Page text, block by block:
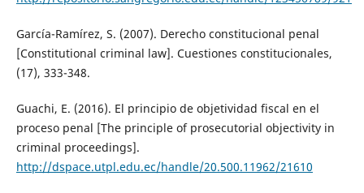
García-Ramírez, S. (2007). Derecho constitucional penal
[Constitutional criminal law]. Cuestiones constitucionales,
(17), 333-348.
Guachi, E. (2016). El principio de objetividad fiscal en el
proceso penal [The principle of prosecutorial objectivity in
criminal proceedings].
http://dspace.utpl.edu.ec/handle/20.500.11962/21610